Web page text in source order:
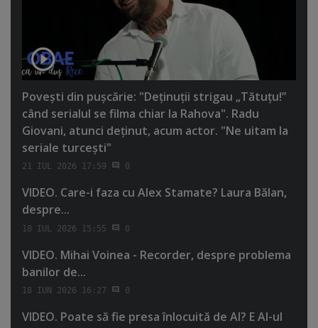
Poveşti din puşcărie: "Deţinuţii strigau „Tătuţu!”
când serialul se filma chiar la Rahova". Radu
Giovani, atunci deţinut, acum actor. "Ne uitam la
seriale turceşti"
21 IUL 2026 17:59 0
VIDEO. Care-i faza cu Alex Stamate? Laura Bălan,
despre...
18 IUL 2026 15:55 0
VIDEO. Mihai Voinea - Recorder, despre problema
banilor de...
18 IUN 2026 16:27 0
VIDEO. Poate să fie presa înlocuită de AI? E AI-ul